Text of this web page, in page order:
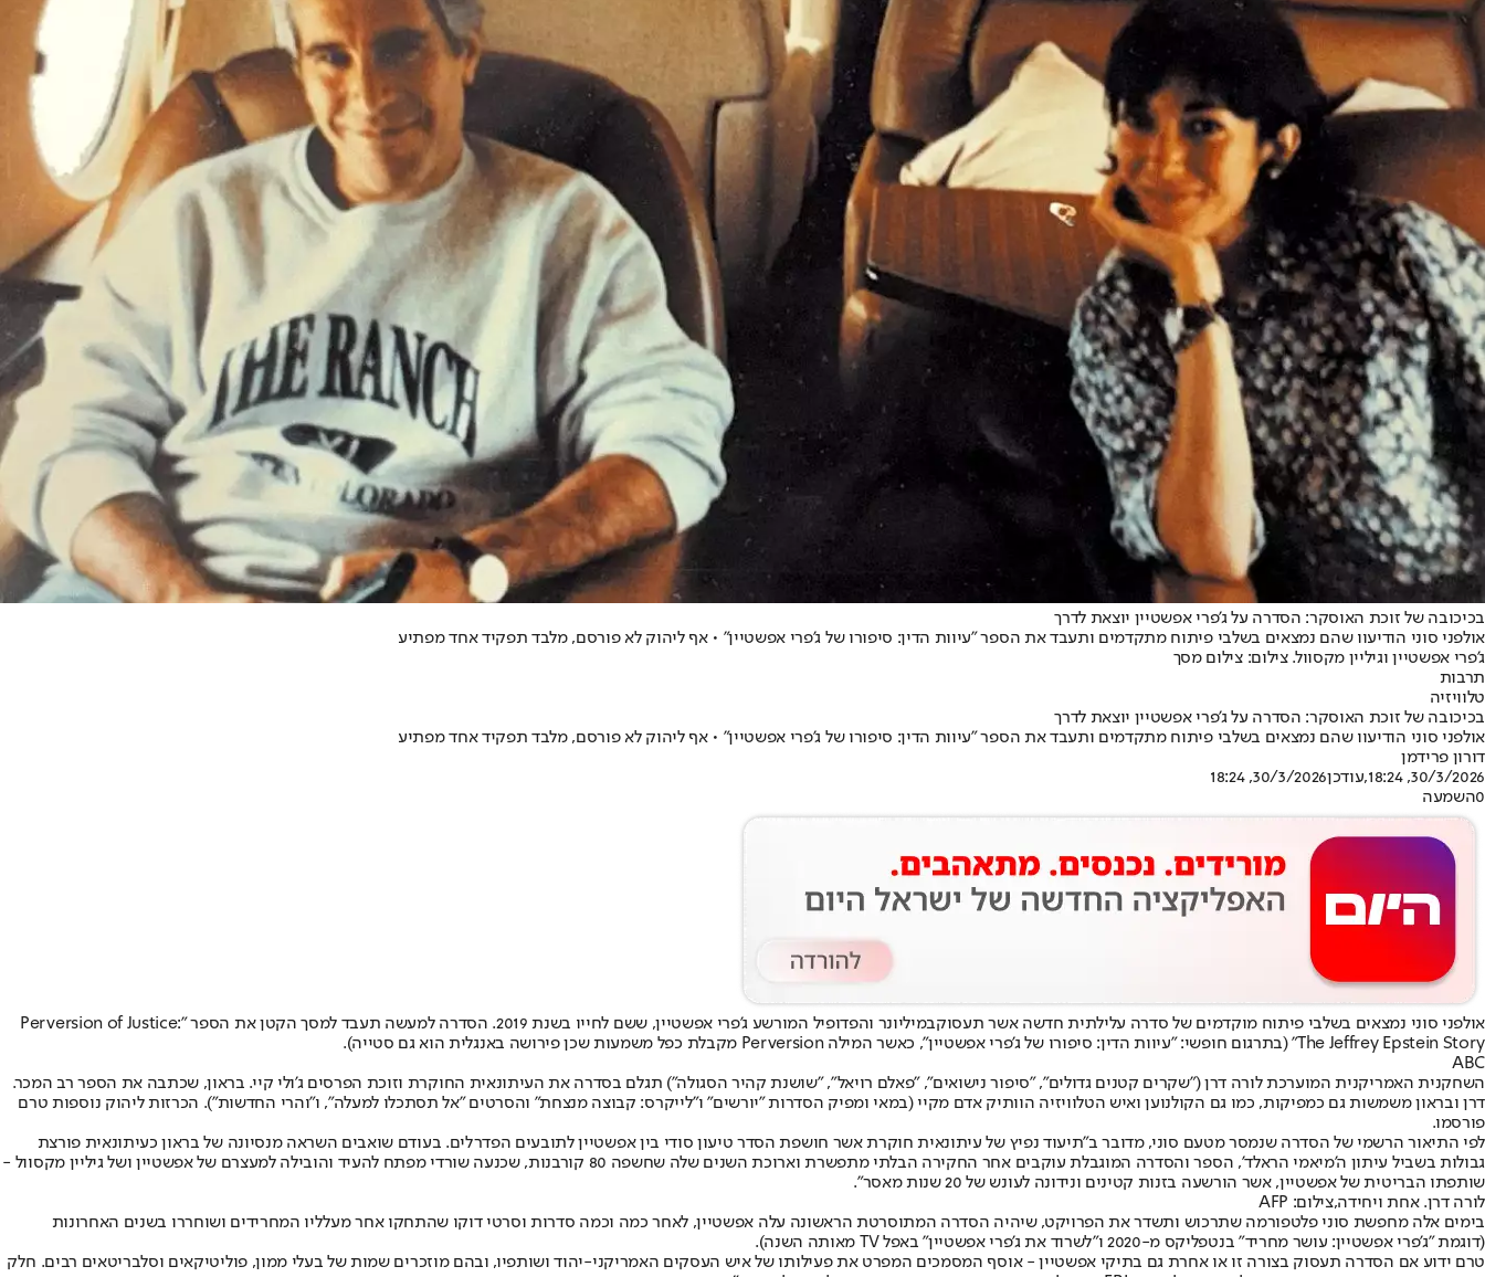
בכיכובה של זוכת האוסקר: הסדרה על ג'פרי אפשטיין יוצאת לדרך
אולפני סוני הודיעוו שהם נמצאים בשלבי פיתוח מתקדמים ותעבד את הספר "עיוות הדין: סיפורו של ג'פרי אפשטיין" • אף ליהוק לא פורסם, מלבד תפקיד אחד מפתיע
ג'פרי אפשטיין וגיליין מקסוול. צילום: צילום מסך
תרבות
טלוויזיה
בכיכובה של זוכת האוסקר: הסדרה על ג'פרי אפשטיין יוצאת לדרך
אולפני סוני הודיעוו שהם נמצאים בשלבי פיתוח מתקדמים ותעבד את הספר "עיוות הדין: סיפורו של ג'פרי אפשטיין" • אף ליהוק לא פורסם, מלבד תפקיד אחד מפתיע
דורון פרידמן
30/3/2026, 18:24
,עודכן30/3/2026, 18:24
0השמעה
אולפני סוני נמצאים בשלבי פיתוח מוקדמים של סדרה עלילתית חדשה אשר תעסוקבמיליונר והפדופיל המורשע ג'פרי אפשטיין
, ששם לחייו בשנת 2019. הסדרה למעשה תעבד למסך הקטן את הספר "Perversion of Justice:
The Jeffrey Epstein Story" (בתרגום חופשי: "עיוות הדין: סיפורו של ג'פרי אפשטיין", כאשר המילה Perversion מקבלת כפל משמעות שכן פירושה באנגלית הוא גם סטייה).
ABC
השחקנית האמריקנית המוערכת לורה דרן ("שקרים קטנים גדולים", "סיפור נישואים", "פאלם רויאל", "שושנת קהיר הסגולה") תגלם בסדרה את העיתונאית החוקרת וזוכת הפרסים ג'ולי קיי. בראון, שכתבה את הספר רב המכר.
דרן ובראון משמשות גם כמפיקות, כמו גם הקולנוען ואיש הטלוויזיה הוותיק אדם מקיי (במאי ומפיק הסדרות "יורשים" ו"לייקרס: קבוצה מנצחת" והסרטים "אל תסתכלו למעלה", ו"והרי החדשות"). הכרזות ליהוק נוספות טרם
פורסמו.
לפי התיאור הרשמי של הסדרה שנמסר מטעם סוני, מדובר ב"תיעוד נפיץ של עיתונאית חוקרת אשר חושפת הסדר טיעון סודי בין אפשטיין לתובעים הפדרלים. בעודם שואבים השראה מנסיונה של בראון כעיתונאית פורצת
גבולות בשביל עיתון ה'מיאמי הראלד', הספר והסדרה המוגבלת עוקבים אחר החקירה הבלתי מתפשרת וארוכת השנים שלה שחשפה 80 קורבנות, שכנעה שורדי מפתח להעיד והובילה למעצרם של אפשטיין ושל גיליין מקסוול -
שותפתו הבריטית של אפשטיין, אשר הורשעה בזנות קטינים ונידונה לעונש של 20 שנות מאסר".
לורה דרן. אחת ויחידה,צילום: AFP
בימים אלה מחפשת סוני פלטפורמה שתרכוש ותשדר את הפרויקט, שיהיה הסדרה המתוסרטת הראשונה עלה אפשטיין, לאחר כמה וכמה סדרות וסרטי דוקו שהתחקו אחר מעלליו המחרידים ושוחררו בשנים האחרונות
(דוגמת "ג'פרי אפשטיין: עושר מחריד" בנטפליקס מ-2020 ו"לשרוד את ג'פרי אפשטיין" באפל TV מאותה השנה).
טרם ידוע אם הסדרה תעסוק בצורה זו או אחרת גם בתיקי אפשטיין - אוסף המסמכים המפרט את פעילותו של איש העסקים האמריקני-יהוד ושותפיו, ובהם מוזכרים שמות של בעלי ממון, פוליטיקאים וסלבריטאים רבים. חלק